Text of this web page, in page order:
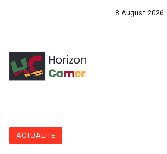
8 August 2026
ACTUALITE